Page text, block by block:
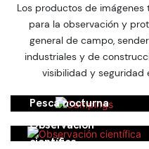
para exteriores
Los productos de imágenes
para la observación y
general de campo,
industriales y de
visibilidad y seguridad
Pesca nocturna
Observación
científica